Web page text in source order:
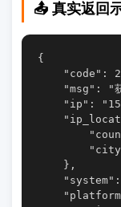
📤 真实返回
{
"code":
"msg": "
"ip":
    },